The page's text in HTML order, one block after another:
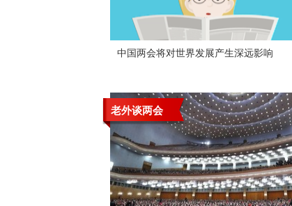
中国两会将对世界发展产生深远影响
老外谈两会